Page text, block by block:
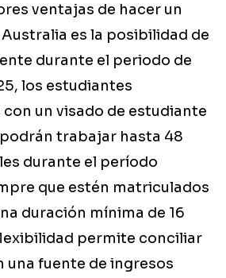
ventajas de hacer un
es la posibilidad de
durante el periodo de
los estudiantes
un visado de estudiante
trabajar hasta 48
durante el período
que estén matriculados
duración mínima de 16
permite conciliar
una fuente de ingresos